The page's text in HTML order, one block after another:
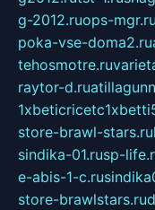
g-2012.ruops-mgr.ru
poka-vse-doma2.ru
tehosmotre.ru
raytor-d.ru
store-brawl-stars.ru
sindika-01.rusp-
e-abis-1-c.ru
store-brawlstars.ru